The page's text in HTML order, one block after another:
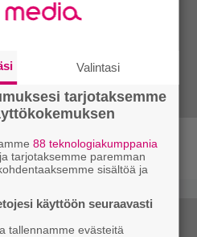
Steamiin
Valintasi
tarjotaksemme
88 teknologiakumppania
tarjotaksemme paremman
sisältöä ja
käyttöön seuraavasti
tallennamme evästeitä